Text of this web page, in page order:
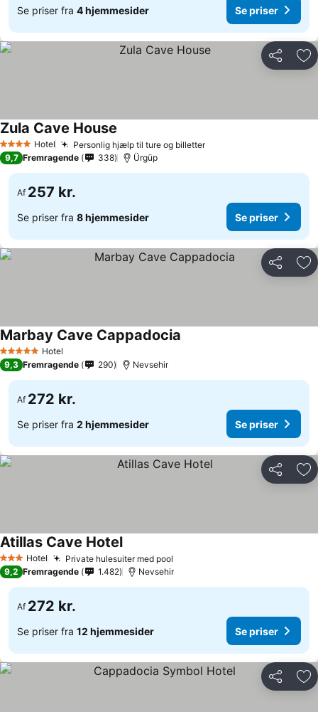
Se priser fra 4 hjemmesider Se priser
Del
4 StjernerHotel Personlig hjælp til ture og billetter
Zula Cave House
9,7 Fremragende 338 Ürgüp
Af 257 kr.
Se priser fra 8 hjemmesider Se priser
Del
5 Stjerner Hotel
Marbay Cave Cappadocia
9,3 Fremragende 290 Nevsehir
Af 272 kr.
Se priser fra 2 hjemmesider Se priser
Del
3 StjernerHotel Private hulesuiter med pool
Atillas Cave Hotel
9,2 Fremragende 1.482 Nevsehir
Af 272 kr.
Se priser fra 12 hjemmesider Se priser
Del